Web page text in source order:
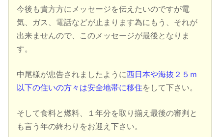
今後も貴方方にメッセージを伝えたいのですが電
気、ガス、電話などが止まります為にもう、それが
出来ませんので、このメッセージが最後となりま
す。
中尾様が忠告されましたように西日本や海抜２５ｍ
以下の住いの方々は安全地帯に移住をして下さい。
そして食料と燃料、１年分を取り揃え最後の審判と
も言う年の終わりをお迎え下さい。